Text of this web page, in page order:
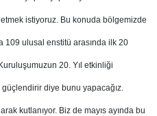
istiyoruz. Bu konuda bölgemizde
109 ulusal enstitü arasında ilk 20
20. Yıl etkinliği
diye bunu yapacağız.
kutlanıyor. Biz de mayıs ayında bu